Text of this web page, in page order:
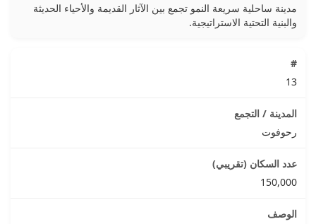
مدينة ساحلية سريعة النمو تجمع بين الآثار القديمة والأحياء الحديثة
والبنية التحتية الاستراتيجية.
13
رحوفوت
150,000